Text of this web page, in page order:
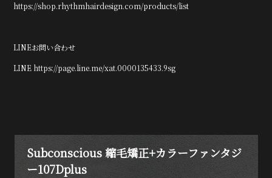
https://shop.rhythmhairdesign.com/products/list
LINEお問い合わせ
LINE https://page.line.me/xat.0000135433.9sg
Subconscious 縮毛矯正+カラーファンタジ
ー107Dplus